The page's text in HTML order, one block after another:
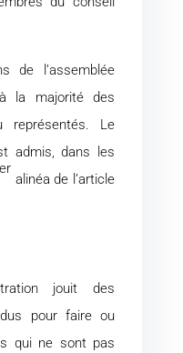
de l’assemblée
la majorité des
représentés. Le
admis, dans les
er
alinéa de l’article
jouit des
pour faire ou
qui ne sont pas